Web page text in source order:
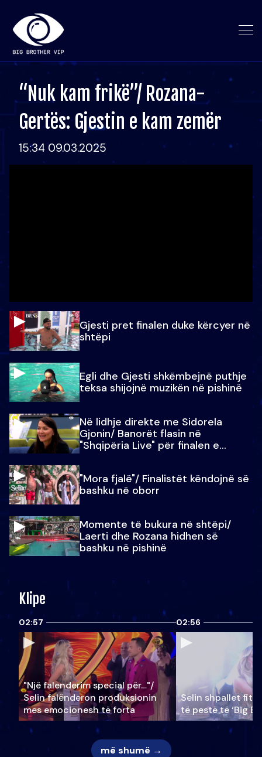
“Nuk kam frikë”/ Rozana-
Gertës: Gjestin e kam zemër
15:34 09.03.2025
Gjesti pret finalen duke kërcyer në
shtëpi
Egli dhe Gjesti shkëmbejnë puthje
teksa shijojnë muzikën në pishinë
Në lidhje direkte me Sidorela
Gjonin/ Banorët flasin në
"Shqipëria Live" për finalen e
"Mora fjalë"/ Finalistët këndojnë së
bashku në oborr
Momente të bukura në shtëpi/
Laerti dhe Rozana hidhen së
bashku në pishinë
Klipe
02:57
"Një falenderim special për…"/
Selin falënderon produksionin
mes emocionesh të forta
02:56
Selin shpallet
të pestë të ‘Big
më shumë →